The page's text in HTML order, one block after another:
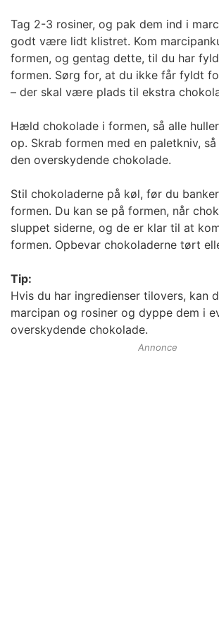
Tag 2-3 rosiner, og pak dem ind i
godt være lidt klistret. Kom
formen, og gentag dette, til du har
formen. Sørg for, at du ikke får fyldt
– der skal være plads til ekstra
Hæld chokolade i formen, så alle
op. Skrab formen med en paletkniv,
den overskydende chokolade.
Stil chokoladerne på køl, før du
formen. Du kan se på formen, når
sluppet siderne, og de er klar til at
formen. Opbevar chokoladerne tørt
Tip:
Hvis du har ingredienser tilovers, kan
marcipan og rosiner og dyppe dem i
overskydende chokolade.
Annonce